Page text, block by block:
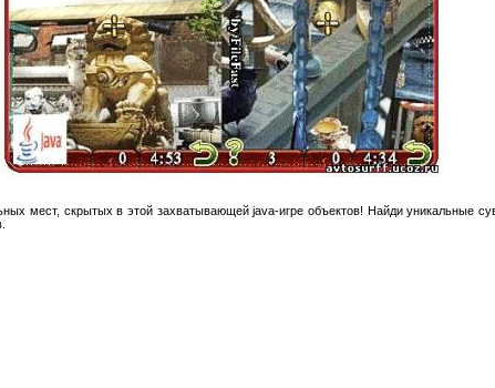
мест, скрытых в этой захватывающей java-игре объектов! Найди уникальные